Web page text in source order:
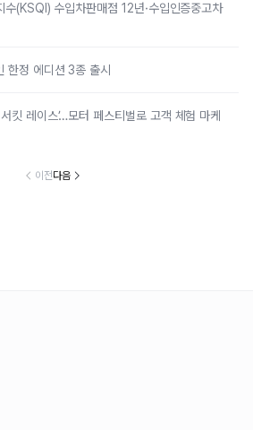
수(KSQI) 수입차판매점 12년·수입인증중고차
한정 에디션 3종 출시
킷 레이스’…모터 페스티벌로 고객 체험 마케
이전다음